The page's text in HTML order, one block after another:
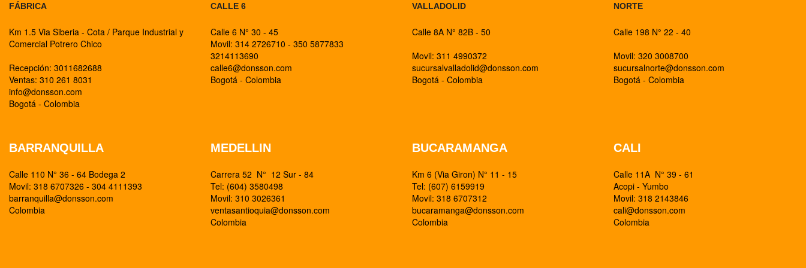
FÁBRICA
Km 1.5 Via Siberia - Cota / Parque Industrial y
Comercial Potrero Chico
Recepción: 3011682688
Ventas: 310 261 8031
info@donsson.com
Bogotá - Colombia
CALLE 6
Calle 6 N° 30 - 45
Movil: 314 2726710 - 350 5877833
3214113690
calle6@donsson.com
Bogotá - Colombia
VALLADOLID
Calle 8A N° 82B - 50
Movil: 311 4990372
sucursalvalladolid@donsson.com
Bogotá - Colombia
NORTE
Calle 198 N° 22 - 40
Movil: 320 3008700
sucursalnorte@donsson.com
Bogotá - Colombia
BARRANQUILLA
Calle 110 N° 36 - 64 Bodega 2
Movil: 318 6707326 - 304 4111393
barranquilla@donsson.com
Colombia
MEDELLIN
Carrera 52 N° 12 Sur - 84
Tel: (604) 3580498
Movil: 310 3026361
ventasantioquia@donsson.com
Colombia
BUCARAMANGA
Km 6 (Via Giron) N° 11 - 15
Tel: (607) 6159919
Movil: 318 6707312
bucaramanga@donsson.com
Colombia
CALI
Calle 11A N° 39 - 61
Acopi - Yumbo
Movil: 318 2143846
cali@donsson.com
Colombia